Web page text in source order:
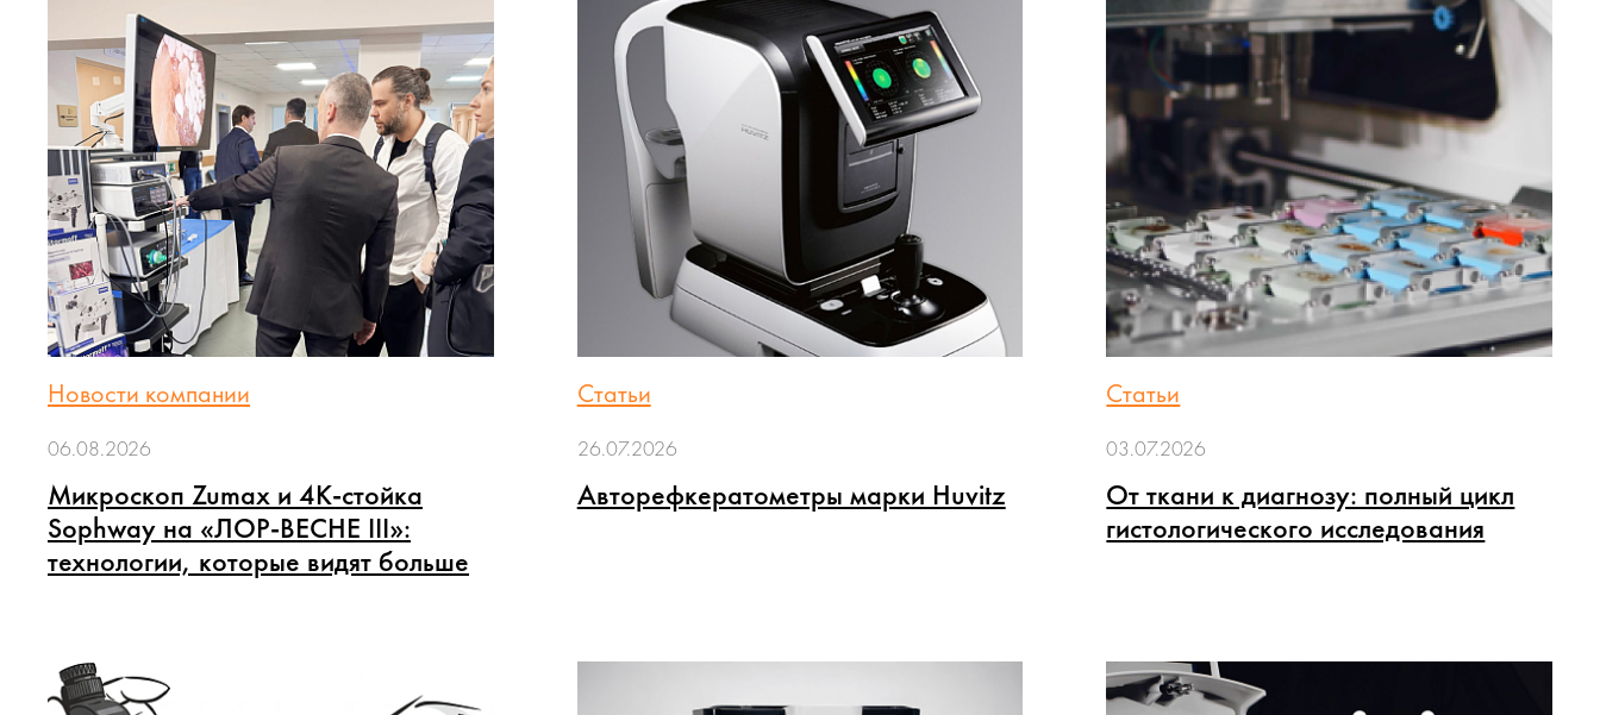
Новости компании
06.08.2026
Микроскоп Zumax и 4K-стойка
Sophway на «ЛОР-ВЕСНЕ III»:
технологии, которые видят больше
Статьи
26.07.2026
Авторефкератометры марки Huvitz
Статьи
03.07.2026
От ткани к диагнозу: полный цикл
гистологического исследования